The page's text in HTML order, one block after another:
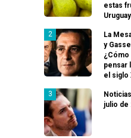
estas
La
y
¿Cómo
pensar
el siglo
julio de